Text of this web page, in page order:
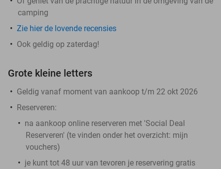
camping
Zie hier de lovende recensies
Ook geldig op zaterdag!
Grote kleine letters
Geldig vanaf moment van aankoop t/m 22 okt 2026
Reserveren:
na aankoop online reserveren met 'Social Deal
Reserveren' (te vinden onder het overzicht: mijn
vouchers)
je kunt tot 48 uur van tevoren je reservering gratis